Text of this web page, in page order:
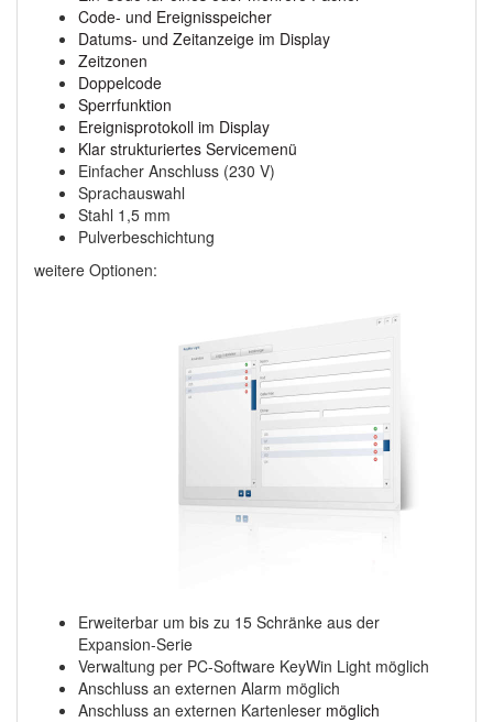
Code- und Ereignisspeicher
Datums- und Zeitanzeige im Display
Zeitzonen
Doppelcode
Sperrfunktion
Ereignisprotokoll im Display
Klar strukturiertes Servicemenü
Einfacher Anschluss (230 V)
Sprachauswahl
Stahl 1,5 mm
Pulverbeschichtung
weitere Optionen:
Erweiterbar um bis zu 15 Schränke aus der
Expansion-Serie
Verwaltung per PC-Software KeyWin Light möglich
Anschluss an externen Alarm möglich
Anschluss an externen Kartenleser möglich